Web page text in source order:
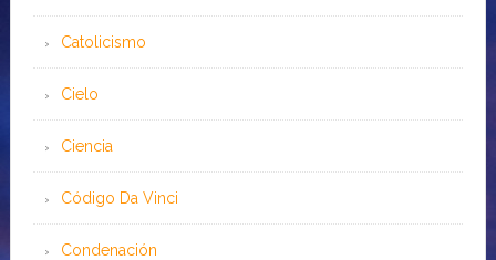
Catolicismo
Cielo
Ciencia
Código Da Vinci
Condenación